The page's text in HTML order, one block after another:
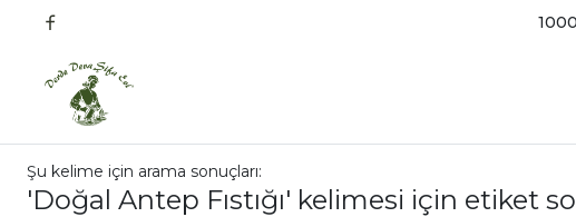
Şu kelime için arama sonuçları:
'Doğal Antep Fıstığı' kelimesi için etiket